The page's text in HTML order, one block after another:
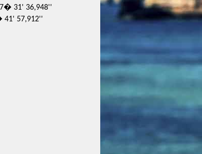
31' 36,948''
41' 57,912''